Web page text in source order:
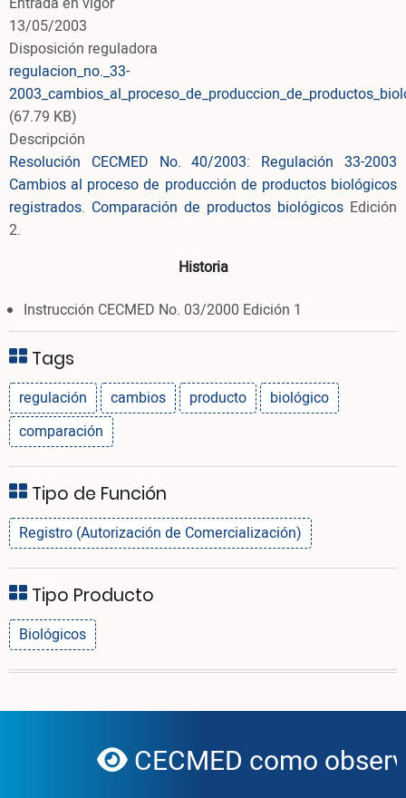
13/05/2003
Disposición reguladora
regulacion_no._33-
(67.79 KB)
Descripción
Resolución CECMED No. 40/2003: Regulación 33-2003
Cambios al proceso de producción de productos biológicos
registrados. Comparación de productos biológicos Edición
2.
Historia
Instrucción CECMED No. 03/2000 Edición 1
Tags
regulación cambios producto
biológico
comparación
Tipo de Función
Registro (Autorización de Comercialización)
Tipo Producto
Biológicos
globe
CECMED como